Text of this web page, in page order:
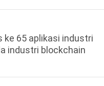
ke 65 aplikasi industri
industri blockchain